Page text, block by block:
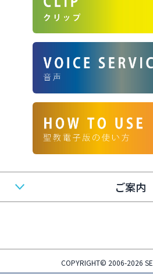
ご案内
COPYRIGHT© 2006-2026